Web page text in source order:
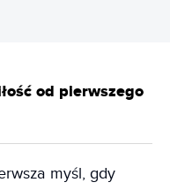
od pierwszego
myśl, gdy